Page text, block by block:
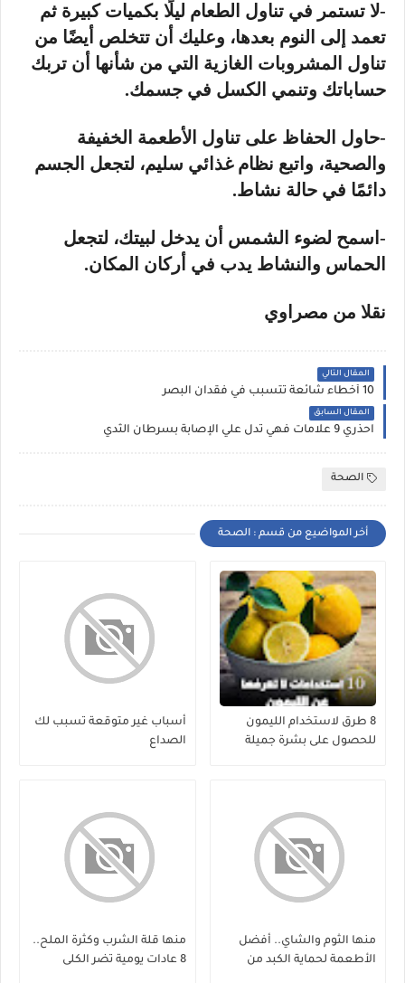
-لا تستمر في تناول الطعام ليلًا بكميات كبيرة ثم
تعمد إلى النوم بعدها، وعليك أن تتخلص أيضًا من
تناول المشروبات الغازية التي من شأنها أن تربك
حساباتك وتنمي الكسل في جسمك.
-حاول الحفاظ على تناول الأطعمة الخفيفة
والصحية، واتبع نظام غذائي سليم، لتجعل الجسم
دائمًا في حالة نشاط.
-اسمح لضوء الشمس أن يدخل لبيتك، لتجعل
الحماس والنشاط يدب في أركان المكان.
نقلا من مصراوي
المقال التالي
10 أخطاء شائعة تتسبب في فقدان البصر
المقال السابق
احذري 9 علامات فهي تدل علي الإصابة بسرطان الثدي
الصحة
أخر المواضيع من قسم : الصحة
8 طرق لاستخدام الليمون
للحصول على بشرة جميلة
أسباب غير متوقعة تسبب لك
الصداع
منها الثوم والشاي.. أفضل
الأطعمة لحماية الكبد من
منها قلة الشرب وكثرة الملح..
8 عادات يومية تضر الكلى